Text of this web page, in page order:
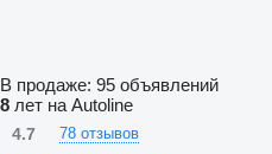
В продаже: 95 объявлений
8 лет на Autoline
4.7 78 отзывов